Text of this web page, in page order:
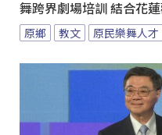
舞跨界劇場培訓 結合花
原鄉 教文 原民樂舞人才